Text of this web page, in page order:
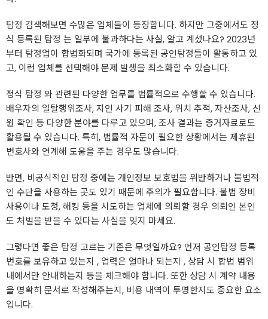
탐정 검색해보면 수많은 업체들이 등장합니다. 하지만 그중에서도 정
식 등록된 탐정 는 일부에 불과하다는 사실, 알고 계셨나요? 2023년
부터 탐정업이 합법화되며 국가에 등록된 공인탐정들이 활동하고 있
고, 이런 업체를 선택해야 문제 발생을 최소화할 수 있습니다.
정식 탐정 와 관련된 다양한 업무를 법률적으로 수행할 수 있습니다.
배우자의 일탈행위조사, 지인 사기 피해 조사, 위치 추적, 자산조사, 신
원 확인 등 다양한 분야를 다루고 있으며, 조사 결과는 증거자료로도
활용될 수 있습니다. 특히, 법률적 자문이 필요한 상황에서는 제휴된
변호사와 연계해 도움을 주는 경우도 많습니다.
반면, 비공식적인 탐정 중에는 개인정보 보호법을 위반하거나 불법적
인 수단을 사용하는 곳도 있기 때문에 주의가 필요합니다. 불법 장비
사용이나 도청, 해킹 등을 시도하는 업체에 의뢰할 경우 의뢰인 본인
도 처벌을 받을 수 있다는 사실을 잊지 마세요.
그렇다면 좋은 탐정 고르는 기준은 무엇일까요? 먼저 공인탐정 등록
번호를 보유하고 있는지 , 업력은 얼마나 되는지 , 상담 시 합법 범위
내에서만 안내하는지 등을 체크해야 합니다. 또한 상담 시 계약 내용
을 명확히 문서로 작성해주는지, 비용 내역이 투명한지도 중요한 요소
입니다.